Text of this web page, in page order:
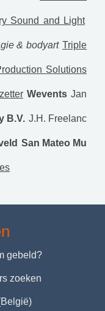
Sound and Light
& bodyart Triple
Solutions
Wevents Jan
B.V. J.H. Freelanc
San Mateo Mu
gebeld?
zoeken